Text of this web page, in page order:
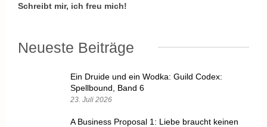
Schreibt mir, ich freu mich!
Neueste Beiträge
Ein Druide und ein Wodka: Guild Codex:
Spellbound, Band 6
23. Juli 2026
A Business Proposal 1: Liebe braucht keinen